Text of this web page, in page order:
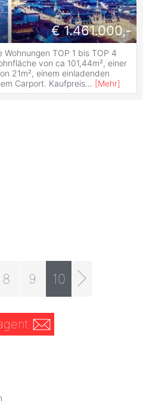
€ 1.461.000,-
TOP 1 bis TOP 4
von ca 101,44m², einer
21m², einem einladenden
Carport. Kaufpreis... [Mehr]
8 9 10